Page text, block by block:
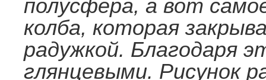
полусфера, а вот
колба, которая
радужкой. Благодаря
глянцевыми. Рисунок